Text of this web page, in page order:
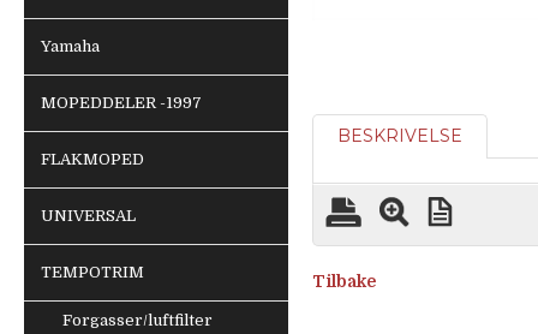
Yamaha
MOPEDDELER -1997
FLAKMOPED
UNIVERSAL
TEMPOTRIM
Forgasser/luftfilter
BESKRIVELSE
Tilbake